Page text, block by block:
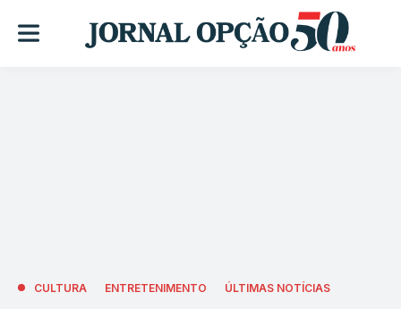
CULTURA ENTRETENIMENTO ÚLTIMAS NOTÍCIAS